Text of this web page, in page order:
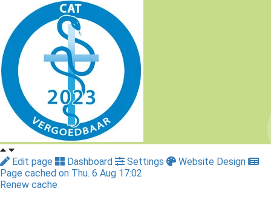
Edit page Dashboard Settings
Website Design
Page cached on Thu. 6 Aug 17:02
Renew cache